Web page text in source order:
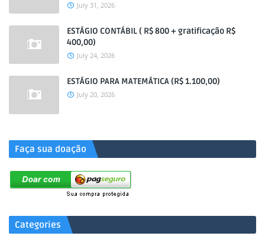
July 31, 2026
ESTÁGIO CONTÁBIL ( R$ 800 + gratificação R$
400,00)
July 24, 2026
ESTÁGIO PARA MATEMÁTICA (R$ 1.100,00)
July 20, 2026
Faça sua doação
Categories